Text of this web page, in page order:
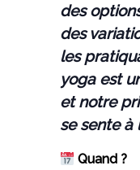
des
des
les
yoga est
et notre
se sente à
Quand ?